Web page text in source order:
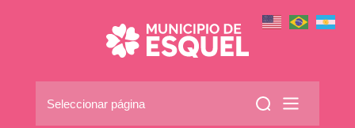
Seleccionar página